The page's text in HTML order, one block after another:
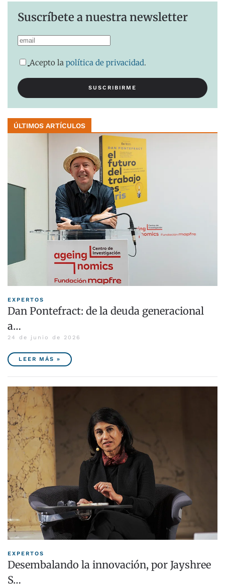
Suscríbete a nuestra newsletter
Acepto la política de privacidad.
ÚLTIMOS ARTÍCULOS
EXPERTOS
Dan Pontefract: de la deuda generacional
a…
24 de junio de 2026
LEER MÁS »
EXPERTOS
Desembalando la innovación, por Jayshree
S…